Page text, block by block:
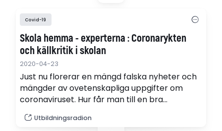
opportunity recently to address rumors
they've heard about the coronavirus.
Covid-19
Skola hemma - experterna : Coronarykten
och källkritik i skolan
2020-04-23
Just nu florerar en mängd falska nyheter och
mängder av ovetenskapliga uppgifter om
coronaviruset. Hur får man till en bra
falskt om covid-19? Det ska vi prata om med
Utbildningsradion